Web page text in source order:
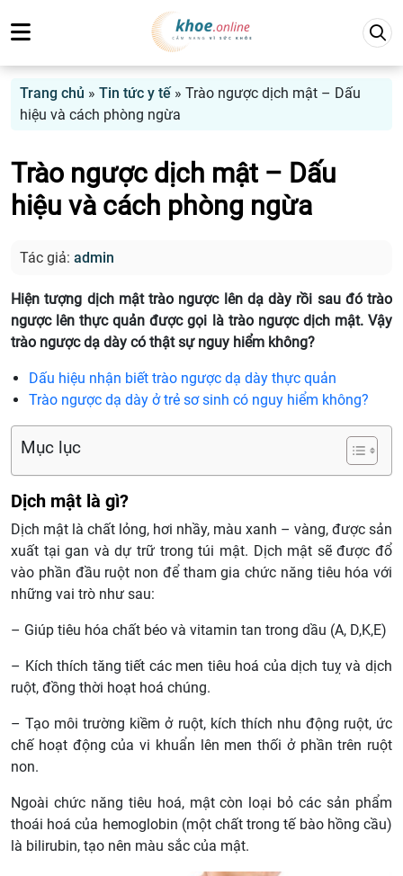
Trang chủ » Tin tức y tế» Trào ngược dịch mật – Dấu
hiệu và cách phòng ngừa
Trào ngược dịch mật – Dấu
hiệu và cách phòng ngừa
Tác giả: admin
Hiện tượng dịch mật trào ngược lên dạ dày rồi sau đó trào
ngược lên thực quản được gọi là trào ngược dịch mật. Vậy
trào ngược dạ dày có thật sự nguy hiểm không?
Dấu hiệu nhận biết trào ngược dạ dày thực quản
Trào ngược dạ dày ở trẻ sơ sinh có nguy hiểm không?
Mục lục
Dịch mật là gì?
Dịch mật là chất lỏng, hơi nhầy, màu xanh – vàng, được sản
xuất tại gan và dự trữ trong túi mật. Dịch mật sẽ được đổ
vào phần đầu ruột non để tham gia chức năng tiêu hóa với
những vai trò như sau:
– Giúp tiêu hóa chất béo và vitamin tan trong dầu (A, D,K,E)
– Kích thích tăng tiết các men tiêu hoá của dịch tuỵ và dịch
ruột, đồng thời hoạt hoá chúng.
– Tạo môi trường kiềm ở ruột, kích thích nhu động ruột, ức
chế hoạt động của vi khuẩn lên men thối ở phần trên ruột
non.
Ngoài chức năng tiêu hoá, mật còn loại bỏ các sản phẩm
thoái hoá của hemoglobin (một chất trong tế bào hồng cầu)
là bilirubin, tạo nên màu sắc của mật.